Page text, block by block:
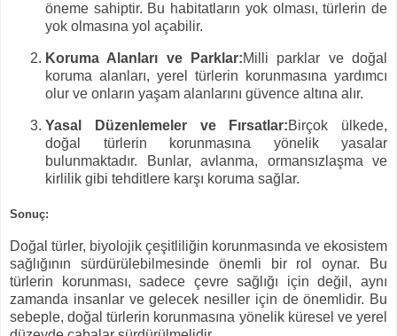
öneme sahiptir. Bu habitatların yok olması, türlerin de
yok olmasına yol açabilir.
Koruma Alanları ve Parklar:Milli parklar ve doğal
koruma alanları, yerel türlerin korunmasına yardımcı
olur ve onların yaşam alanlarını güvence altına alır.
Yasal Düzenlemeler ve Fırsatlar:Birçok ülkede,
doğal türlerin korunmasına yönelik yasalar
bulunmaktadır. Bunlar, avlanma, ormansızlaşma ve
kirlilik gibi tehditlere karşı koruma sağlar.
Sonuç:
Doğal türler, biyolojik çeşitliliğin korunmasında ve ekosistem
sağlığının sürdürülebilmesinde önemli bir rol oynar. Bu
türlerin korunması, sadece çevre sağlığı için değil, aynı
zamanda insanlar ve gelecek nesiller için de önemlidir. Bu
sebeple, doğal türlerin korunmasına yönelik küresel ve yerel